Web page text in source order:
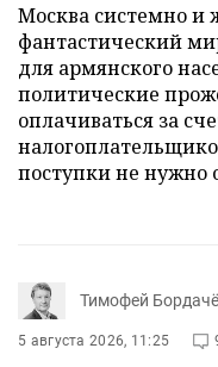
Москва системно и
фантастический
для армянского
политические
оплачиваться за
поступки не нужно
Тимофей
5 августа 2026, 11:25